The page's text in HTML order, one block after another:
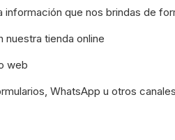
información que nos brindas de
nuestra tienda online
web
WhatsApp u otros canales